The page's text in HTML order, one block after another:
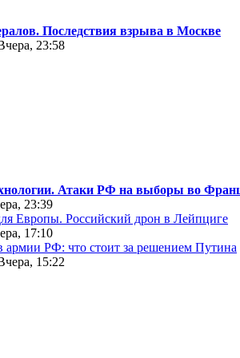
Последствия взрыва в Москве
23:58
Атаки РФ на выборы во
23:39
Европы. Российский дрон в Лейпциге
17:10
армии РФ: что стоит за решением Путина
15:22